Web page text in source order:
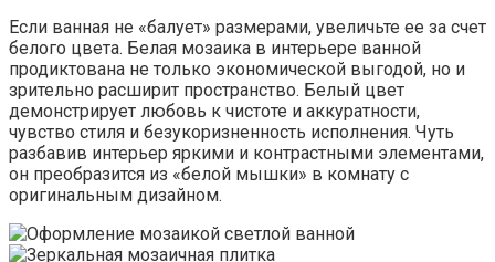
Если ванная не «балует» размерами, увеличьте ее за счет
белого цвета. Белая мозаика в интерьере ванной
продиктована не только экономической выгодой, но и
зрительно расширит пространство. Белый цвет
демонстрирует любовь к чистоте и аккуратности,
чувство стиля и безукоризненность исполнения. Чуть
разбавив интерьер яркими и контрастными элементами,
он преобразится из «белой мышки» в комнату с
оригинальным дизайном.